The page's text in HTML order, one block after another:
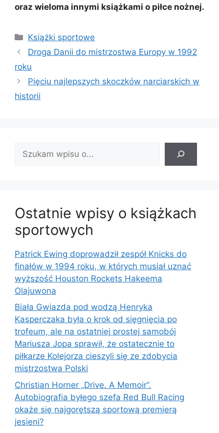
oraz wieloma innymi książkami o piłce nożnej.
Kategorie
Książki sportowe
Droga Danii do mistrzostwa Europy w 1992
roku
Pięciu najlepszych skoczków narciarskich w
historii
wpis:
Ostatnie wpisy o książkach
sportowych
Patrick Ewing doprowadził zespół Knicks do
finałów w 1994 roku, w których musiał uznać
wyższość Houston Rockets Hakeema
Olajuwona
Biała Gwiazda pod wodzą Henryka
Kasperczaka była o krok od sięgnięcia po
trofeum, ale na ostatniej prostej samobój
Mariusza Jopa sprawił, że ostatecznie to
piłkarze Kolejorza cieszyli się ze zdobycia
mistrzostwa Polski
Christian Horner „Drive. A Memoir”.
Autobiografia byłego szefa Red Bull Racing
okaże się najgorętszą sportową premierą
jesieni?